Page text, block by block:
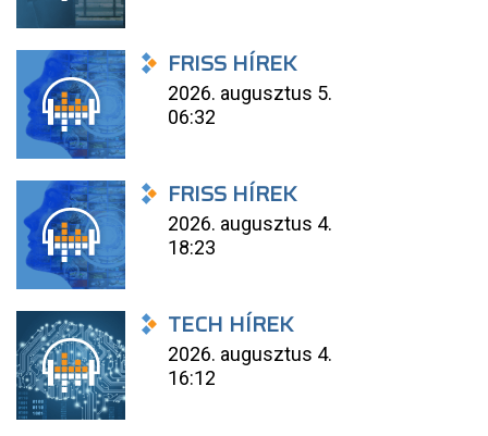
FRISS HÍREK
2026. augusztus 5.
06:32
FRISS HÍREK
2026. augusztus 4.
18:23
TECH HÍREK
2026. augusztus 4.
16:12